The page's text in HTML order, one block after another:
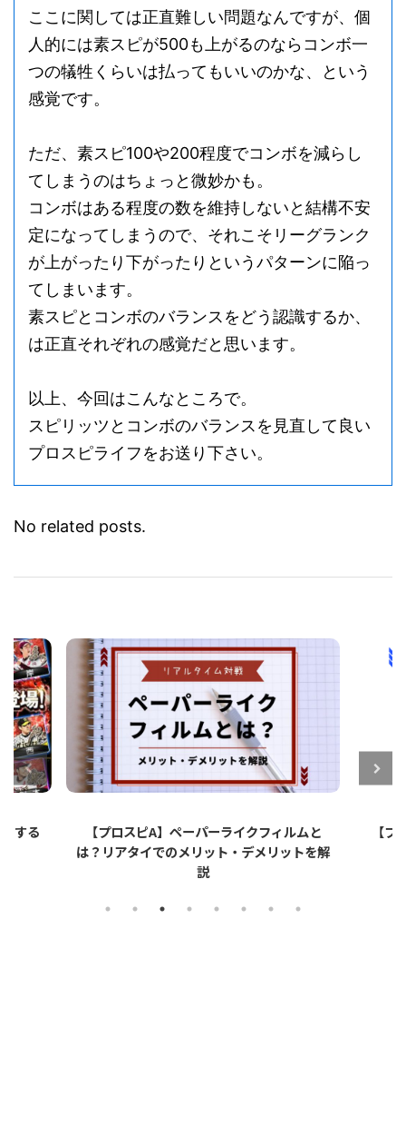
ここに関しては正直難しい問題なんですが、個
人的には素スピが500も上がるのならコンボ一
つの犠牲くらいは払ってもいいのかな、という
感覚です。
ただ、素スピ100や200程度でコンボを減らし
てしまうのはちょっと微妙かも。
コンボはある程度の数を維持しないと結構不安
定になってしまうので、それこそリーグランク
が上がったり下がったりというパターンに陥っ
てしまいます。
素スピとコンボのバランスをどう認識するか、
は正直それぞれの感覚だと思います。
以上、今回はこんなところで。
スピリッツとコンボのバランスを見直して良い
プロスピライフをお送り下さい。
No related posts.
する
【プロスピA】ペーパーライクフィルムと
は？リアタイでのメリット・デメリットを解
説
【